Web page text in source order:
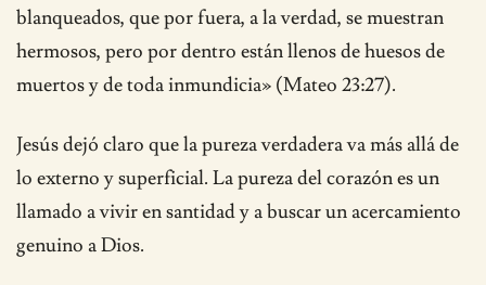
blanqueados, que por fuera, a la verdad, se muestran
hermosos, pero por dentro están llenos de huesos de
muertos y de toda inmundicia» (Mateo 23:27).
Jesús dejó claro que la pureza verdadera va más allá de
lo externo y superficial. La pureza del corazón es un
llamado a vivir en santidad y a buscar un acercamiento
genuino a Dios.